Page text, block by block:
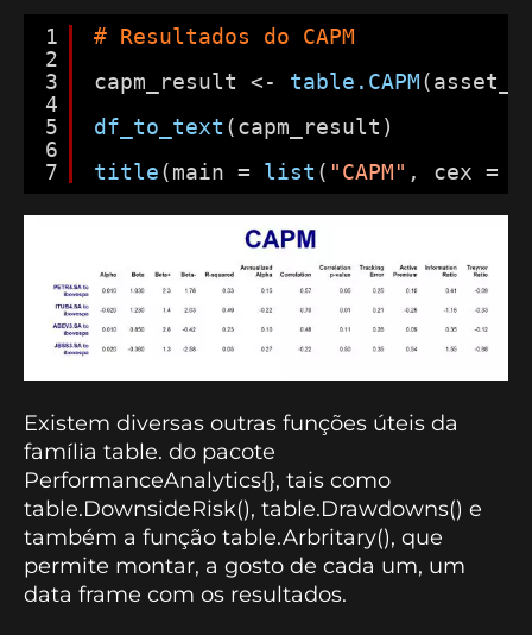
1
2
3
4
5
6
7
# Resultados do CAPM
capm_result <- table.CAPM
df_to_text (capm_result)
title(main = list ( "CAPM" , cex =
Existem diversas outras funções úteis da
família table. do pacote
PerformanceAnalytics{}, tais como
table.DownsideRisk(), table.Drawdowns() e
também a função table.Arbritary(), que
permite montar, a gosto de cada um, um
data frame com os resultados.